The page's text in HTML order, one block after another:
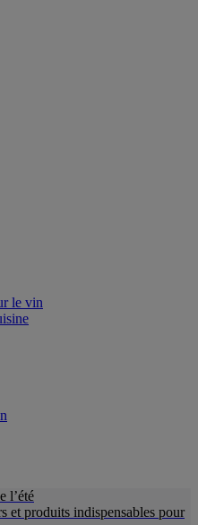
le vin
l’été
et produits indispensables pour